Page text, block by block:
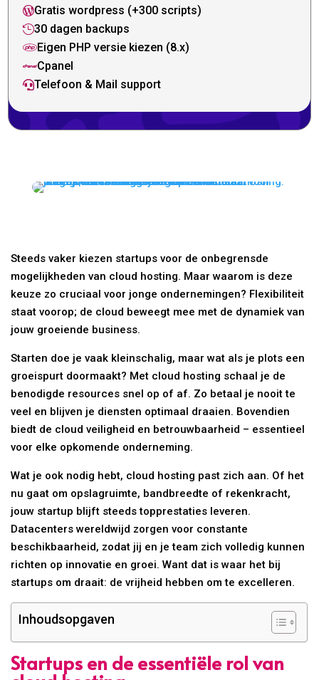
Gratis wordpress (+300 scripts)
30 dagen backups
Eigen PHP versie kiezen (8.x)
Cpanel
Telefoon & Mail support
Steeds vaker kiezen startups voor de onbegrensde
mogelijkheden van cloud hosting. Maar waarom is deze
keuze zo cruciaal voor jonge ondernemingen? Flexibiliteit
staat voorop; de cloud beweegt mee met de dynamiek van
jouw groeiende business.
Starten doe je vaak kleinschalig, maar wat als je plots een
groeispurt doormaakt? Met cloud hosting schaal je de
benodigde resources snel op of af. Zo betaal je nooit te
veel en blijven je diensten optimaal draaien. Bovendien
biedt de cloud veiligheid en betrouwbaarheid – essentieel
voor elke opkomende onderneming.
Wat je ook nodig hebt, cloud hosting past zich aan. Of het
nu gaat om opslagruimte, bandbreedte of rekenkracht,
jouw startup blijft steeds topprestaties leveren.
Datacenters wereldwijd zorgen voor constante
beschikbaarheid, zodat jij en je team zich volledig kunnen
richten op innovatie en groei. Want dat is waar het bij
startups om draait: de vrijheid hebben om te excelleren.
Inhoudsopgaven
Startups en de essentiële rol van